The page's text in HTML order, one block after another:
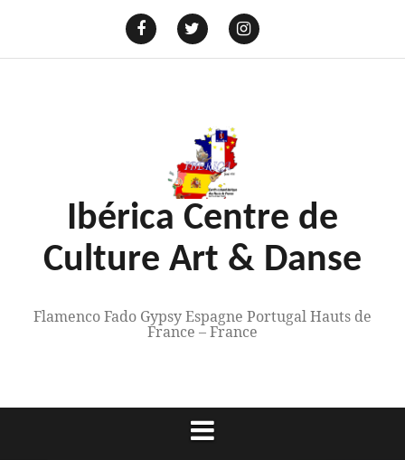
Ibérica Centre de
Culture Art & Danse
Flamenco Fado Gypsy Espagne Portugal Hauts de
France – France